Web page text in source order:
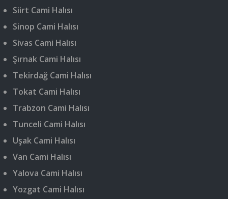
Siirt Cami Halısı
Sinop Cami Halısı
Sivas Cami Halısı
Şırnak Cami Halısı
Tekirdağ Cami Halısı
Tokat Cami Halısı
Trabzon Cami Halısı
Tunceli Cami Halısı
Uşak Cami Halısı
Van Cami Halısı
Yalova Cami Halısı
Yozgat Cami Halısı